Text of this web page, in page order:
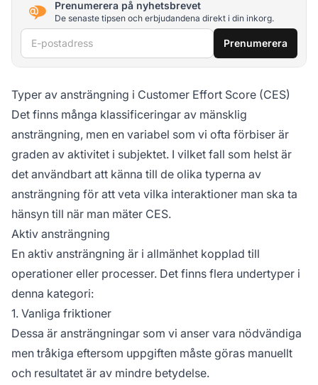
Prenumerera på nyhetsbrevet
De senaste tipsen och erbjudandena direkt i din inkorg.
E-postadress Prenumerera
Typer av ansträngning i Customer Effort Score (CES)
Det finns många klassificeringar av mänsklig
ansträngning, men en variabel som vi ofta förbiser är
graden av aktivitet i subjektet. I vilket fall som helst är
det användbart att känna till de olika typerna av
ansträngning för att veta vilka interaktioner man ska ta
hänsyn till när man mäter CES.
Aktiv ansträngning
En aktiv ansträngning är i allmänhet kopplad till
operationer eller processer. Det finns flera undertyper i
denna kategori:
1. Vanliga friktioner
Dessa är ansträngningar som vi anser vara nödvändiga
men tråkiga eftersom uppgiften måste göras manuellt
och resultatet är av mindre betydelse.